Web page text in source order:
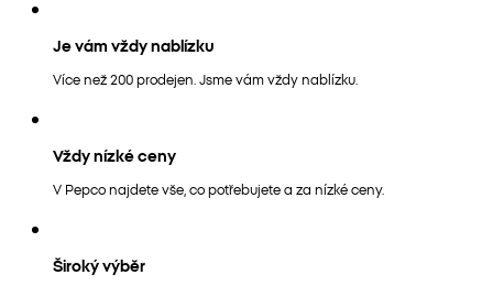
Je vám vždy nablízku
Více než 200 prodejen. Jsme vám vždy nablízku.
Vždy nízké ceny
V Pepco najdete vše, co potřebujete a za nízké ceny.
Široký výběr